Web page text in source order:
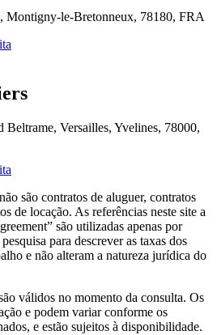
Montigny-le-Bretonneux, 78180, FRA
Versailles, Yvelines, 78000,
são contratos de aluguer, contratos
de locação. As referências neste site a
são utilizadas apenas por
para descrever as taxas dos
e não alteram a natureza jurídica do
válidos no momento da consulta. Os
e podem variar conforme os
e estão sujeitos à disponibilidade.